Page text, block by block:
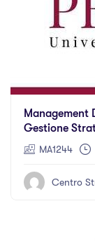
Management
Gestione
MA1244
Centro